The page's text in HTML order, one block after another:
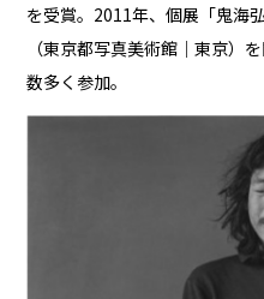
を受賞。2011年、個展「鬼海
（東京都写真美術館｜東京）
数多く参加。